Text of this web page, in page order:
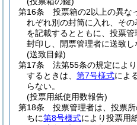
第16条
投票箱の2以上の異な
れぞれ別の封筒に入れ、そ
を記載するとともに、投票
封印し、開票管理者に送致し
(送致目録)
第17条
法第55条の規定によ
するときは、 第7号様式によ
らない。
(投票用紙使用数報告)
第18条
投票管理者は、投票
ちに第8号様式により投票用